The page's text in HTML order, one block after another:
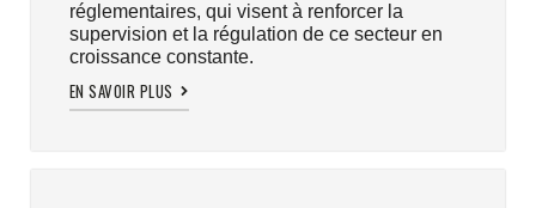
réglementaires, qui visent à renforcer la
supervision et la régulation de ce secteur en
croissance constante.
EN SAVOIR PLUS